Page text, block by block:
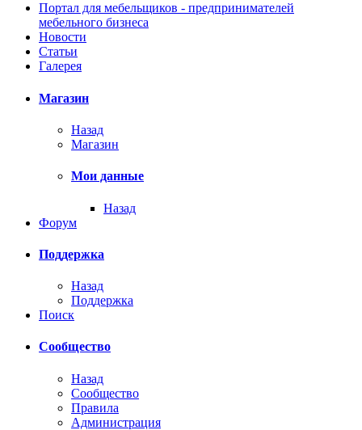
Портал для мебельщиков - предпринимателей
мебельного бизнеса
Новости
Статьи
Галерея
Магазин
Назад
Магазин
Мои данные
Назад
Форум
Поддержка
Назад
Поддержка
Поиск
Сообщество
Назад
Сообщество
Правила
Администрация